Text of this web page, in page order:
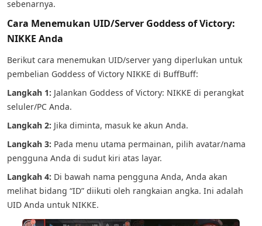
sebenarnya.
Cara Menemukan UID/Server Goddess of Victory:
NIKKE Anda
Berikut cara menemukan UID/server yang diperlukan untuk
pembelian Goddess of Victory NIKKE di BuffBuff:
Langkah 1: Jalankan Goddess of Victory: NIKKE di perangkat
seluler/PC Anda.
Langkah 2: Jika diminta, masuk ke akun Anda.
Langkah 3: Pada menu utama permainan, pilih avatar/nama
pengguna Anda di sudut kiri atas layar.
Langkah 4: Di bawah nama pengguna Anda, Anda akan
melihat bidang “ID” diikuti oleh rangkaian angka. Ini adalah
UID Anda untuk NIKKE.